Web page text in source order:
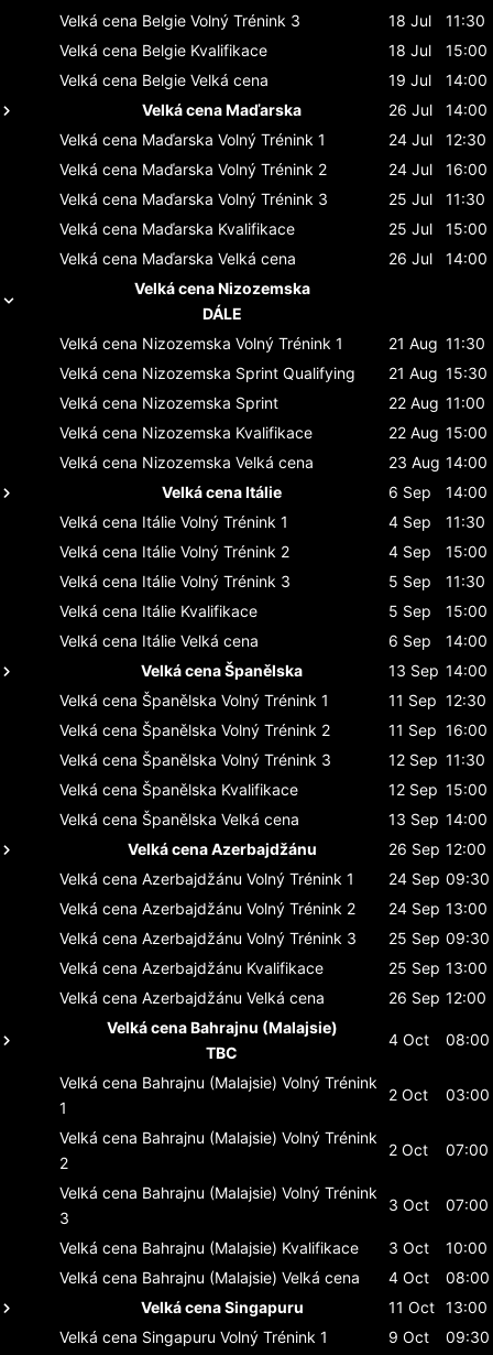
Velká cena Belgie Volný Trénink 3 18 Jul
11:30
Velká cena Belgie Kvalifikace 18 Jul
15:00
Velká cena Belgie Velká cena 19 Jul
14:00
Velká cena Maďarska
26 Jul
14:00
Velká cena Maďarska Volný Trénink 1 24 Jul
12:30
Velká cena Maďarska Volný Trénink 2 24 Jul
16:00
Velká cena Maďarska Volný Trénink 3 25 Jul
11:30
Velká cena Maďarska Kvalifikace 25 Jul
15:00
Velká cena Maďarska Velká cena 26 Jul
14:00
Velká cena Nizozemska
DÁLE
Velká cena Nizozemska Volný Trénink 1 21 Aug 11:30
Velká cena Nizozemska Sprint Qualifying 21 Aug 15:30
Velká cena Nizozemska Sprint 22 Aug 11:00
Velká cena Nizozemska Kvalifikace 22 Aug 15:00
Velká cena Nizozemska Velká cena 23 Aug 14:00
Velká cena Itálie
6 Sep
14:00
Velká cena Itálie Volný Trénink 1 4 Sep
11:30
Velká cena Itálie Volný Trénink 2 4 Sep
15:00
Velká cena Itálie Volný Trénink 3 5 Sep
11:30
Velká cena Itálie Kvalifikace 5 Sep
15:00
Velká cena Itálie Velká cena 6 Sep
14:00
Velká cena Španělska
13 Sep 14:00
Velká cena Španělska Volný Trénink 1 11 Sep 12:30
Velká cena Španělska Volný Trénink 2 11 Sep 16:00
Velká cena Španělska Volný Trénink 3 12 Sep 11:30
Velká cena Španělska Kvalifikace 12 Sep 15:00
Velká cena Španělska Velká cena 13 Sep 14:00
Velká cena Azerbajdžánu
26 Sep 12:00
Velká cena Azerbajdžánu Volný Trénink 1 24 Sep 09:30
Velká cena Azerbajdžánu Volný Trénink 2 24 Sep 13:00
Velká cena Azerbajdžánu Volný Trénink 3 25 Sep 09:30
Velká cena Azerbajdžánu Kvalifikace 25 Sep 13:00
Velká cena Azerbajdžánu Velká cena 26 Sep 12:00
Velká cena Bahrajnu (Malajsie)
TBC
4 Oct 08:00
Velká cena Bahrajnu (Malajsie) Volný Trénink
1
2 Oct 03:00
Velká cena Bahrajnu (Malajsie) Volný Trénink
2
2 Oct 07:00
Velká cena Bahrajnu (Malajsie) Volný Trénink
3
3 Oct 07:00
Velká cena Bahrajnu (Malajsie) Kvalifikace 3 Oct
10:00
Velká cena Bahrajnu (Malajsie) Velká cena 4 Oct
08:00
Velká cena Singapuru
11 Oct 13:00
Velká cena Singapuru Volný Trénink 1 9 Oct
09:30